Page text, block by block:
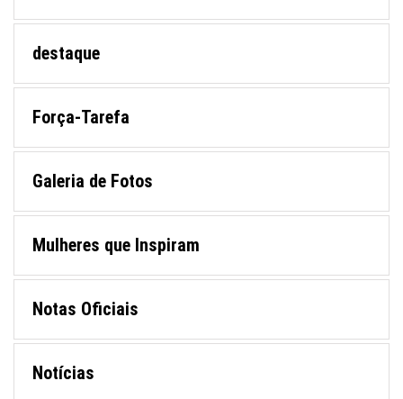
destaque
Força-Tarefa
Galeria de Fotos
Mulheres que Inspiram
Notas Oficiais
Notícias